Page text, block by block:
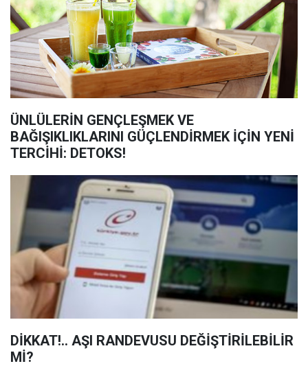
ÜNLÜLERİN GENÇLEŞMEK VE
BAĞIŞIKLIKLARINI GÜÇLENDİRMEK İÇİN YENİ
TERCİHİ: DETOKS!
DİKKAT!.. AŞI RANDEVUSU DEĞİŞTİRİLEBİLİR
Mİ?